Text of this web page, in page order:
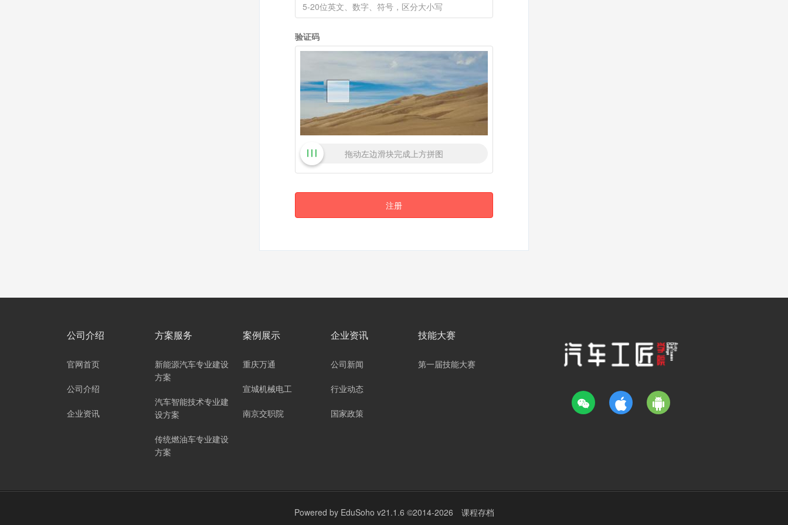
验证码
拖动左边滑块完成上方拼图
注册
公司介绍
官网首页
公司介绍
企业资讯
方案服务
新能源汽车专业建设
方案
汽车智能技术专业建
设方案
传统燃油车专业建设
方案
案例展示
重庆万通
宣城机械电工
南京交职院
企业资讯
公司新闻
行业动态
国家政策
技能大赛
第一届技能大赛
Powered by EduSoho v21.1.6 ©2014-2026 课程存档